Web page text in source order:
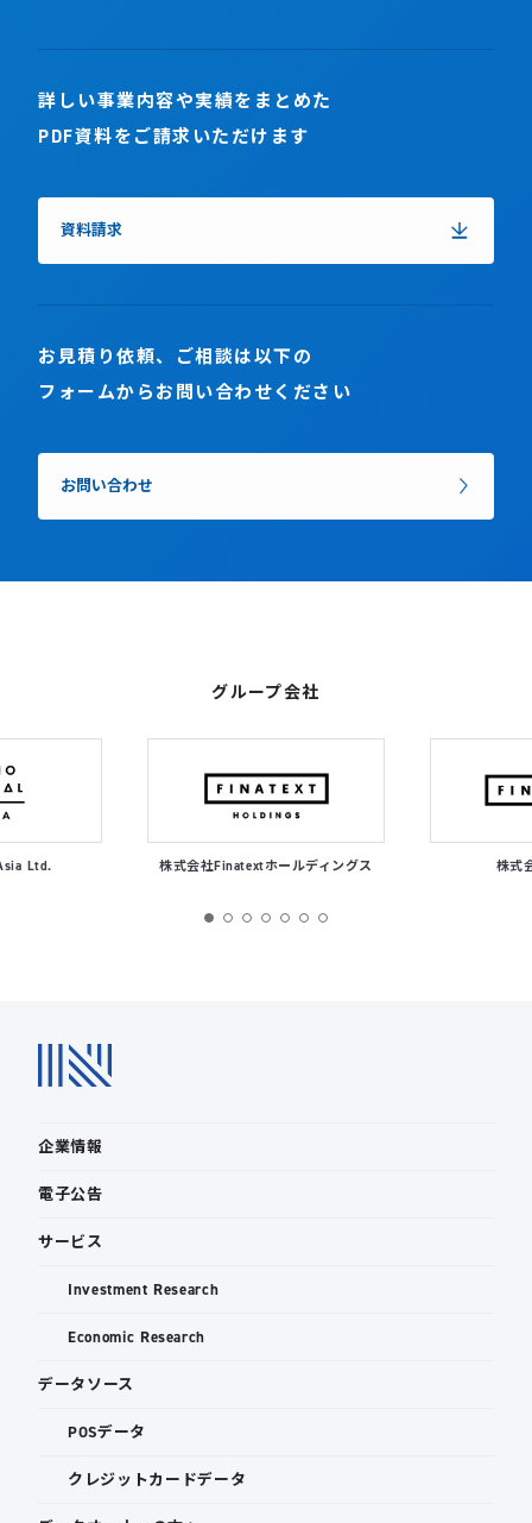
詳しい事業内容や実績をまとめた
PDF資料をご請求いただけます
資料請求
お見積り依頼、ご相談は以下の
フォームからお問い合わせください
お問い合わせ
グループ会社
Ltd. 株式会社Finatextホールディングス 株式
企業情報
電子公告
サービス
Investment Research
Economic Research
データソース
POSデータ
クレジットカードデータ